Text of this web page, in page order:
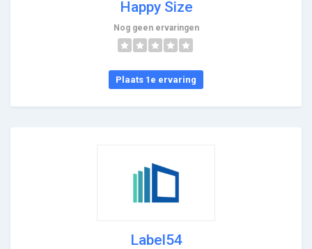
Happy Size
Nog geen ervaringen
Plaats 1e ervaring
Label54